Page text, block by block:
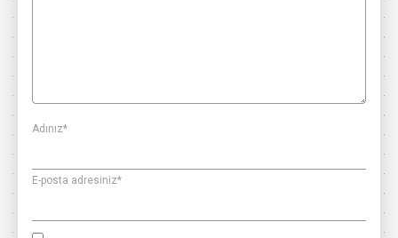
Adınız*
E-posta adresiniz*